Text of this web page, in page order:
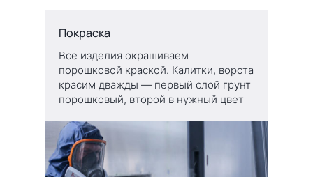
Покраска
Все изделия окрашиваем
порошковой краской. Калитки, ворота
красим дважды — первый слой грунт
порошковый, второй в нужный цвет